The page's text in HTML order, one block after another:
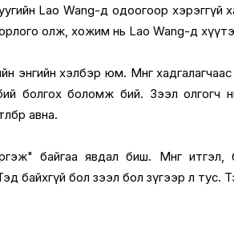
Lao Wang-д одоогоор
олж, хожим нь Lao Wang-д хүүтэй
энгийн хэлбэр юм. Мөнгө
болгох боломж бий. Зээл олгогч
авна.
байгаа явдал биш. Мөнгө итгэл,
байхгүй бол зээл бол зүгээр л тус.